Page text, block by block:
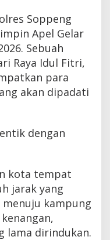
Soppeng
Apel Gelar
Sebuah
Raya Idul Fitri,
para
akan dipadati
dengan
kota tempat
jarak yang
kampung
lama dirindukan.